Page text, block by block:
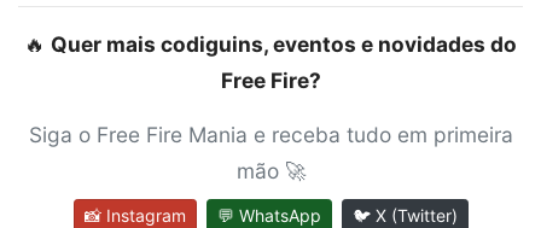
🔥 Quer mais codiguins, eventos e novidades do
Free Fire?
Siga o Free Fire Mania e receba tudo em primeira
mão 🚀
📸 Instagram 💬 WhatsApp 🐦 X (Twitter)